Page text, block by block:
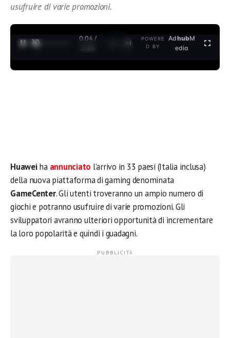
usufruire di varie promozioni.
0:04 /
3:35
POWERE
D BY
AdhubM
edia
Huaweiha annunciato l’arrivo in 33 paesi (Italia inclusa)
della nuova piattaforma di gaming denominata
GameCenter. Gli utenti troveranno un ampio numero di
giochi e potranno usufruire di varie promozioni. Gli
sviluppatori avranno ulteriori opportunità di incrementare
la loro popolarità e quindi i guadagni.